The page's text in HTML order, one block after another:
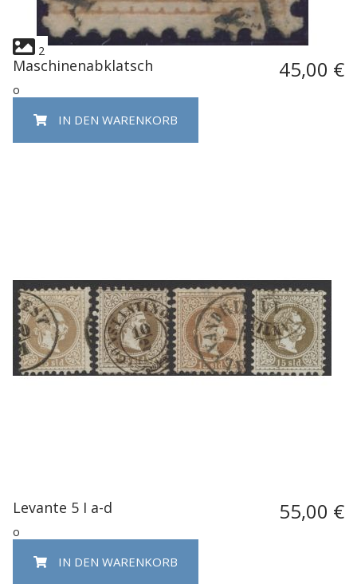
2
Maschinenabklatsch 45,00 €
o
IN DEN WARENKORB
Levante 5 I a-d 55,00 €
o
IN DEN WARENKORB